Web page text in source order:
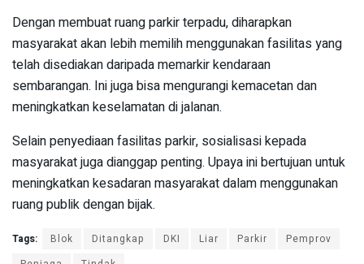
Dengan membuat ruang parkir terpadu, diharapkan
masyarakat akan lebih memilih menggunakan fasilitas yang
telah disediakan daripada memarkir kendaraan
sembarangan. Ini juga bisa mengurangi kemacetan dan
meningkatkan keselamatan di jalanan.
Selain penyediaan fasilitas parkir, sosialisasi kepada
masyarakat juga dianggap penting. Upaya ini bertujuan untuk
meningkatkan kesadaran masyarakat dalam menggunakan
ruang publik dengan bijak.
Tags: Blok Ditangkap DKI Liar Parkir
Pemprov